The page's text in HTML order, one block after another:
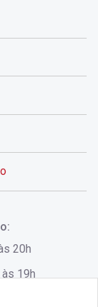
20h
19h